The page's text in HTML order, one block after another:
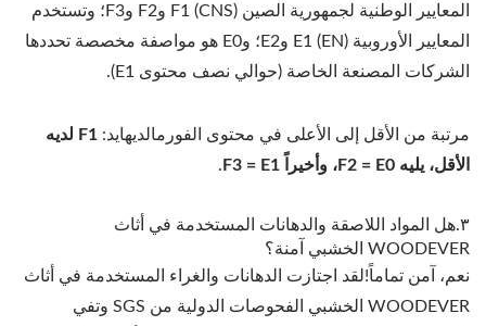
المعايير الوطنية لجمهورية الصين (CNS) F1 وF2 وF3؛ وتستخدم
المعايير الأوروبية (EN) E1 وE2؛ وE0 هو مواصفة مخصصة تحددها
الشركات المصنعة الخاصة (حوالي نصف محتوى E1).
مرتبة من الأقل إلى الأعلى في محتوى الفورمالديهايد:
F1 لديه
الأقل، يليه F2 = E0، وأخيراً F3 = E1
.
٣.هل المواد اللاصقة والدهانات المستخدمة في أثاث
WOODEVER الخشبي آمنة؟
نعم، آمن تماماً!لقد اجتازت الدهانات والغراء المستخدمة في أثاث
WOODEVER الخشبي الفحوصات الدولية من SGS وتفي